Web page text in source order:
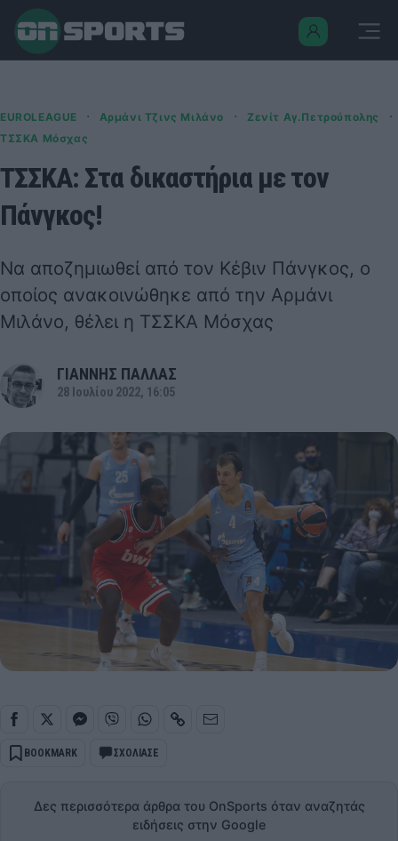
EUROLEAGUE · Αρμάνι Τζινς Μιλάνο · Ζενίτ Αγ.Πετρούπολης ·
ΤΣΣΚΑ Μόσχας
ΤΣΣΚΑ: Στα δικαστήρια με τον
Πάνγκος!
Να αποζημιωθεί από τον Κέβιν Πάνγκος, ο
οποίος ανακοινώθηκε από την Αρμάνι
Μιλάνο, θέλει η ΤΣΣΚΑ Μόσχας
ΓΙΑΝΝΗΣ ΠΑΛΛΑΣ
28 Ιουλίου 2022, 16:05
BOOKMARK ΣΧΟΛΙΑΣΕ
Δες περισσότερα άρθρα του OnSports όταν αναζητάς
ειδήσεις στην Google